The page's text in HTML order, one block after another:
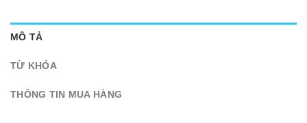
MÔ TẢ
TỪ KHÓA
THÔNG TIN MUA HÀNG